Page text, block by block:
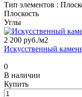
Тип элементов :
Плоскость
Углы
2 200 руб./м2
Искусственный
0
В наличии
Купить